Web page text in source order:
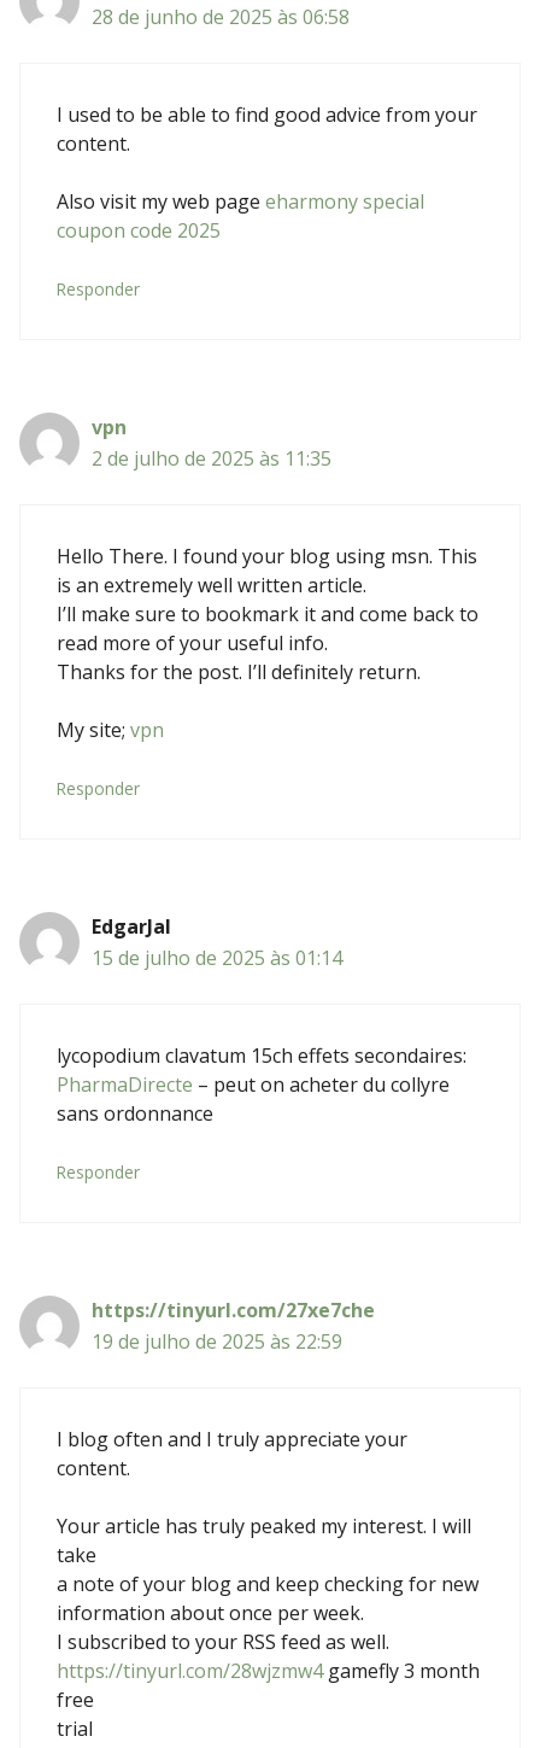
28 de junho de 2025 às 06:58
I used to be able to find good advice from your
content.
Also visit my web page eharmony special
coupon code 2025
Responder
vpn
2 de julho de 2025 às 11:35
Hello There. I found your blog using msn. This
is an extremely well written article.
I’ll make sure to bookmark it and come back to
read more of your useful info.
Thanks for the post. I’ll definitely return.
My site; vpn
Responder
EdgarJal
15 de julho de 2025 às 01:14
lycopodium clavatum 15ch effets secondaires:
PharmaDirecte – peut on acheter du collyre
sans ordonnance
Responder
https://tinyurl.com/27xe7che
19 de julho de 2025 às 22:59
I blog often and I truly appreciate your
content.
Your article has truly peaked my interest. I will
take
a note of your blog and keep checking for new
information about once per week.
I subscribed to your RSS feed as well.
https://tinyurl.com/28wjzmw4gamefly 3 month
free
trial